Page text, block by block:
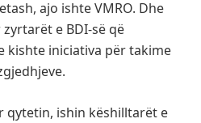
ajo ishte VMRO. Dhe
e BDI-së që
kishte iniciativa për takime
qytetin, ishin këshilltarët e